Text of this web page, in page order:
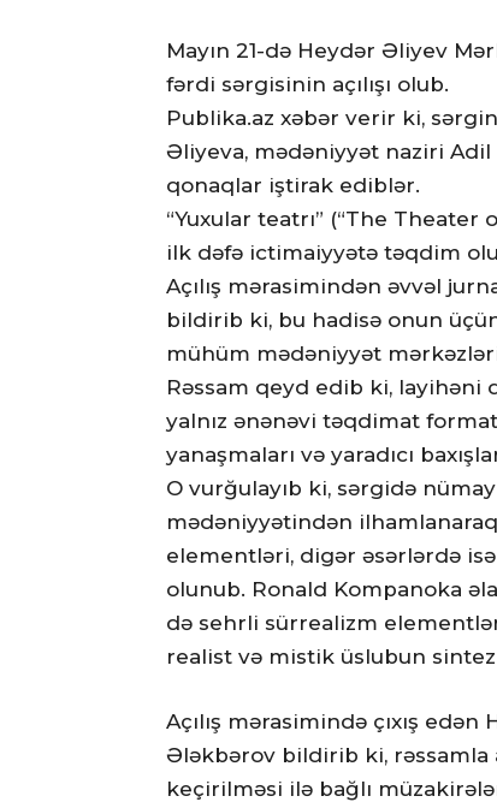
Mayın 21-də Heydər Əliyev
fərdi sərgisinin açılışı olub.
Publika.az xəbər verir ki,
Əliyeva, mədəniyyət naziri Adil
qonaqlar iştirak ediblər.
“Yuxular teatrı” (“The
ilk dəfə ictimaiyyətə təqdim
Açılış mərasimindən əvvəl
bildirib ki, bu hadisə onun
mühüm mədəniyyət
Rəssam qeyd edib ki,
yalnız ənənəvi təqdimat
yanaşmaları və yaradıcı
O vurğulayıb ki, sərgidə
mədəniyyətindən ilhamlanaraq
elementləri, digər əsərlərdə
olunub. Ronald Kompanoka
də sehrli sürrealizm
realist və mistik üslubun
Açılış mərasimində çıxış
Ələkbərov bildirib ki, rəssamla
keçirilməsi ilə bağlı